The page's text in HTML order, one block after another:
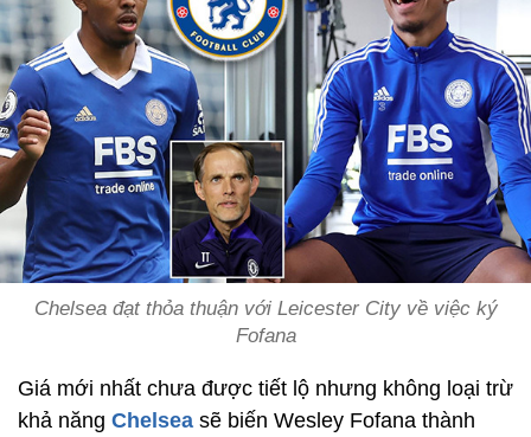
Chelsea đạt thỏa thuận với Leicester City về việc ký
Fofana
Giá mới nhất chưa được tiết lộ nhưng không loại trừ
khả năng Chelsea sẽ biến Wesley Fofana thành